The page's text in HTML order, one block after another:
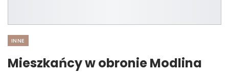
INNE
Mieszkańcy w obronie Modlina